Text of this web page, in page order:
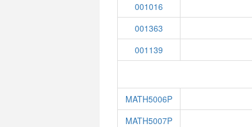
001016
001363
001139
MATH5006P
MATH5007P